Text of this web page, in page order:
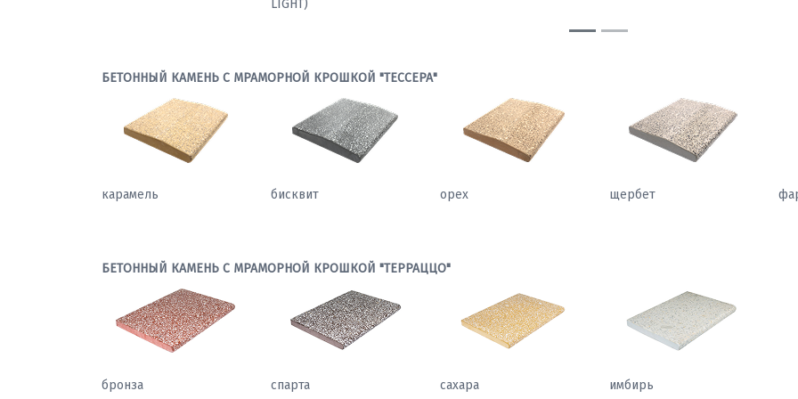
БЕТОННЫЙ КАМЕНЬ С МРАМОРНОЙ КРОШКОЙ "ТЕССЕРА"
карамель бисквит орех щербет
БЕТОННЫЙ КАМЕНЬ С МРАМОРНОЙ КРОШКОЙ "ТЕРРАЦЦО"
бронза спарта сахара имбирь